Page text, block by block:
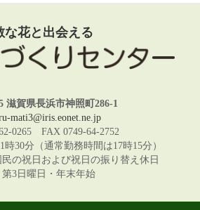
な花と出会える
滋賀県長浜市神照町286-1
mati3@iris.eonet.ne.jp
0265 FAX 0749-64-2752
時30分（通常勤務時間は17時15分）
の祝日および祝日の振り替え休日
第3日曜日・年末年始